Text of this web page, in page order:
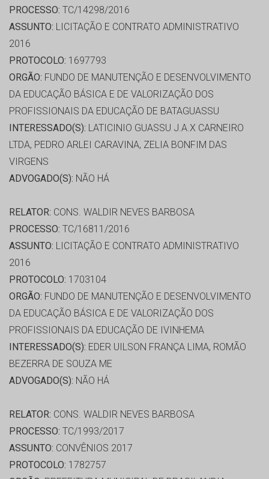
PROCESSO: TC/14298/2016
ASSUNTO: LICITAÇÃO E CONTRATO ADMINISTRATIVO
2016
PROTOCOLO: 1697793
ORGÃO: FUNDO DE MANUTENÇÃO E DESENVOLVIMENTO
DA EDUCAÇÃO BÁSICA E DE VALORIZAÇÃO DOS
PROFISSIONAIS DA EDUCAÇÃO DE BATAGUASSU
INTERESSADO(S): LATICINIO GUASSU J.A.X CARNEIRO
LTDA, PEDRO ARLEI CARAVINA, ZELIA BONFIM DAS
VIRGENS
ADVOGADO(S): NÃO HÁ
RELATOR: CONS. WALDIR NEVES BARBOSA
PROCESSO: TC/16811/2016
ASSUNTO: LICITAÇÃO E CONTRATO ADMINISTRATIVO
2016
PROTOCOLO: 1703104
ORGÃO: FUNDO DE MANUTENÇÃO E DESENVOLVIMENTO
DA EDUCAÇÃO BÁSICA E DE VALORIZAÇÃO DOS
PROFISSIONAIS DA EDUCAÇÃO DE IVINHEMA
INTERESSADO(S): EDER UILSON FRANÇA LIMA, ROMÃO
BEZERRA DE SOUZA ME
ADVOGADO(S): NÃO HÁ
RELATOR: CONS. WALDIR NEVES BARBOSA
PROCESSO: TC/1993/2017
ASSUNTO: CONVÊNIOS 2017
PROTOCOLO: 1782757